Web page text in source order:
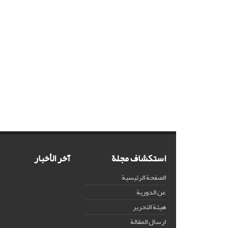
استكشاف مجلة
الصفحة الرئيسية
عن الدورية
هيئة التحرير
ارسال المقالة
آخر الأخبار